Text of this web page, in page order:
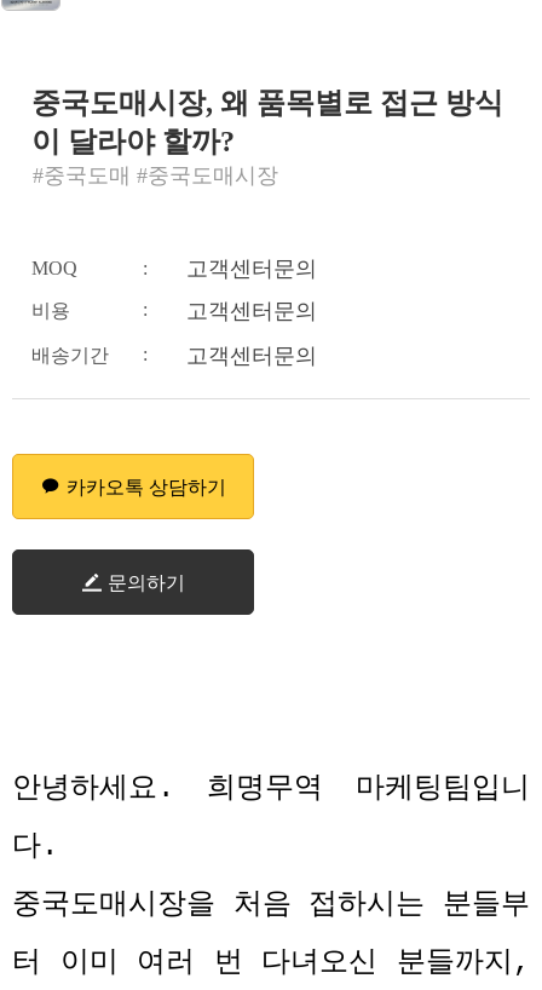
중국도매시장, 왜 품목별로 접근 방식
이 달라야 할까?
#중국도매 #중국도매시장
MOQ : 고객센터문의
비용 : 고객센터문의
배송기간 : 고객센터문의
카카오톡 상담하기
문의하기
안녕하세요 . 희명무역 마케팅팀입니
다.
중국도매시장을 처음 접하시는 분들부
터 이미 여러 번 다녀오신 분들까지 ,